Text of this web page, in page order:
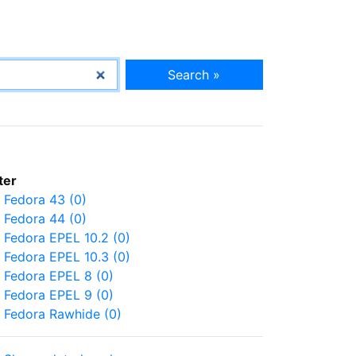
Search »
Fedora 43 (0)
Fedora 44 (0)
Fedora EPEL 10.2 (0)
Fedora EPEL 10.3 (0)
Fedora EPEL 8 (0)
Fedora EPEL 9 (0)
Fedora Rawhide (0)